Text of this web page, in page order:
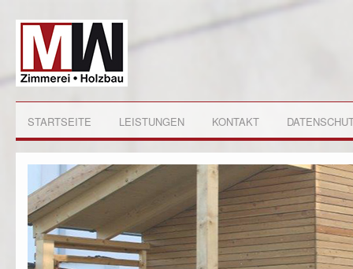
STARTSEITE LEISTUNGEN KONTAKT